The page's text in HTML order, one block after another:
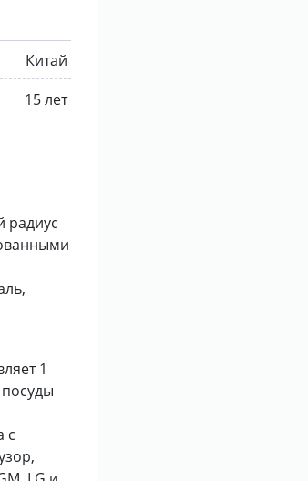
Китай
15 лет
радиус
1
с